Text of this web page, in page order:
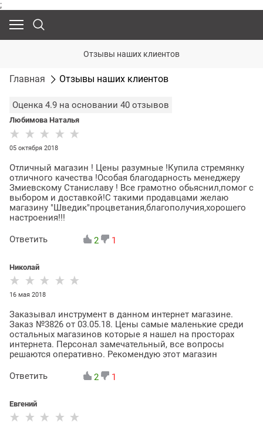
;
Отзывы наших клиентов
Главная Отзывы наших клиентов
Оценка 4.9 на основании 40 отзывов
Любимова Наталья
05 октября 2018
Отличный магазин ! Цены разумные !Купила стремянку
отличного качества !Особая благодарность менеджеру
Змиевскому Станиславу ! Все грамотно обьяснил,помог с
выбором и доставкой!С такими продавцами желаю
магазину "Шведик"процветания,благополучия,хорошего
настроения!!!
Ответить 2 1
Николай
16 мая 2018
Заказывал инструмент в данном интернет магазине.
Заказ №3826 от 03.05.18. Цены самые маленькие среди
остальных магазинов которые я нашел на просторах
интернета. Персонал замечательный, все вопросы
решаются оперативно. Рекомендую этот магазин
Ответить 2 1
Евгений